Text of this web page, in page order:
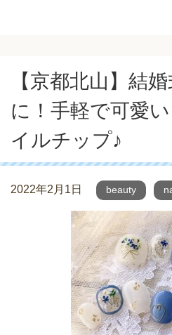
【京都北山】結
に！手軽で可愛
イルチップ♪
2022年2月1日 beauty